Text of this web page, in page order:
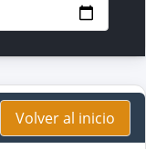
Volver al inicio